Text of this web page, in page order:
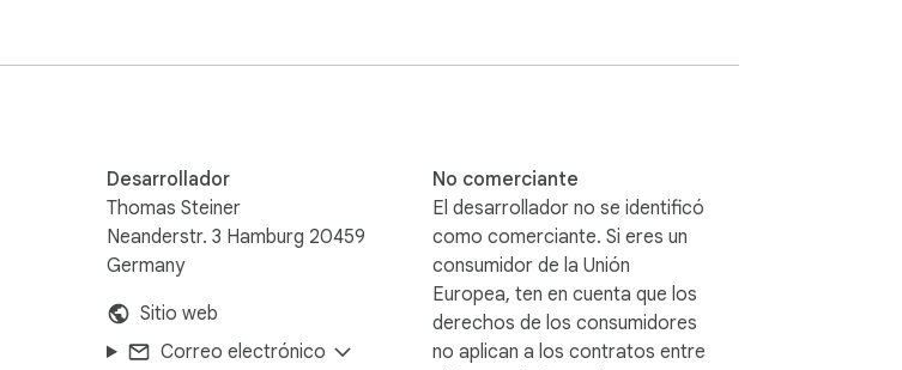
Desarrollador
Thomas Steiner
Neanderstr. 3 Hamburg 20459
Germany
Sitio web
Correo electrónico
No comerciante
El desarrollador no se identificó
como comerciante. Si eres un
consumidor de la Unión
Europea, ten en cuenta que los
derechos de los consumidores
no aplican a los contratos entre